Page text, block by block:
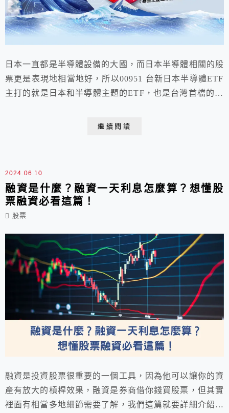
日本一直都是半導體設備的大國，而日本半導體相關的股
票更是表現地相當地好，所以00951 台新日本半導體ETF
主打的就是日本和半導體主題的ETF，也是台灣首檔的日
也吸引投資人的注目。我們這篇就要介紹00951 台新日本
繼續閱讀
2024.06.10
融資是什麼？融資一天利息怎麼算？想懂股
票融資必看這篇！
股票
融資是投資股票很重要的一個工具，因為他可以讓你的資
產有放大的槓桿效果，融資是券商借你錢買股票，但其實
裡面有相當多地細節需要了解，我們這篇就要詳細介紹融